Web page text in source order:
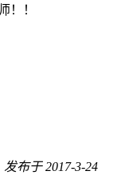
！！
发布于 2017-3-24